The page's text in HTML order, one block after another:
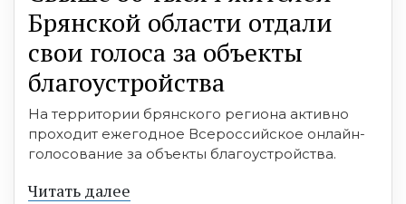
Брянской области отдали
свои голоса за объекты
благоустройства
На территории брянского региона активно
проходит ежегодное Всероссийское онлайн-
голосование за объекты благоустройства.
Читать далее